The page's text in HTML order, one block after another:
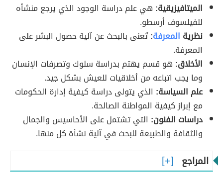
الميتافيزيقية: هي علم دراسة الوجود الذي يرجع منشأه
للفيلسوف أرسطو.
نظرية المعرفة:تُعنى بالبحث عن آلية حصول البشر على
المعرفة.
الأخلاق: هو قسم يهتم بدراسة سلوك وتصرفات الإنسان
وما يجب اتباعه من أخلاقيات للعيش بشكل جيد.
علم السياسة: الذي يتولى دراسة كيفية إدارة الحكومات
مع إبراز كيفية المواطنة الصالحة.
دراسات الفنون: التي تشتمل على الأحاسيس والجمال
والثقافة والطبيعة للبحث في آلية نشأة كل منها.
المراجع